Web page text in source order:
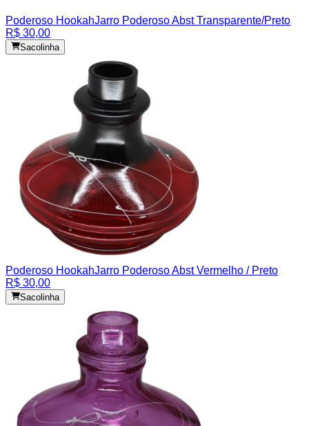
Poderoso HookahJarro Poderoso Abst Transparente/Preto
R$ 30,00
Sacolinha
Poderoso HookahJarro Poderoso Abst Vermelho / Preto
R$ 30,00
Sacolinha